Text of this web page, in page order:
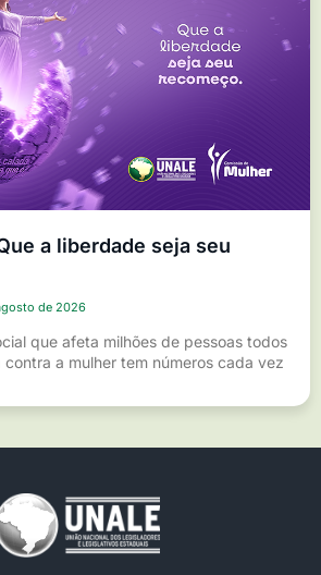
a liberdade seja seu
de 2026
que afeta milhões de pessoas todos
contra a mulher tem números cada vez